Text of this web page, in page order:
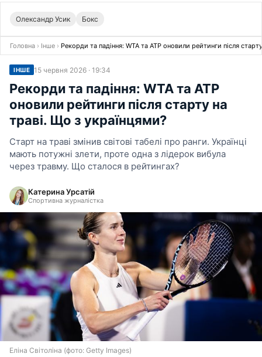
Олександр Усик Бокс
Головна › Інше › Рекорди та падіння: WTA та ATP оновили рейтинги після
ІНШЕ 15 червня 2026 · 19:34
Рекорди та падіння: WTA та ATP
оновили рейтинги після старту на
траві. Що з українцями?
Старт на траві змінив світові табелі про ранги. Українці
мають потужні злети, проте одна з лідерок вибула
через травму. Що сталося в рейтингах?
Катерина Урсатій
Спортивна журналістка
Еліна Світоліна (фото: Getty Images)